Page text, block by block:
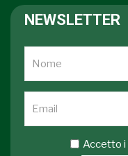
NEWSLETTER
Accetto i